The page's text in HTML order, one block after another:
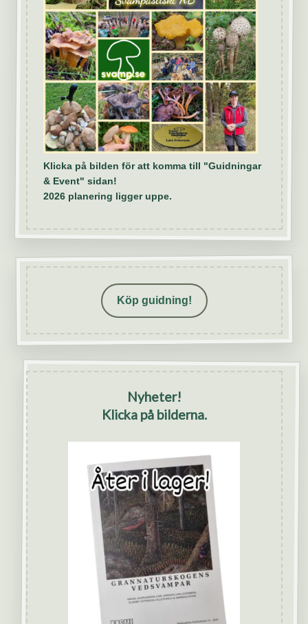
Klicka på bilden för att komma till "Guidningar
& Event" sidan!
2026 planering ligger uppe.
Köp guidning!
Nyheter!
Klicka på bilderna.